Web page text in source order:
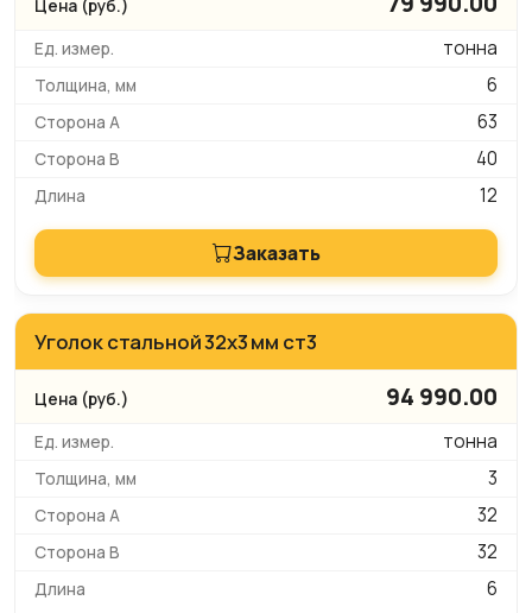
тонна
6
63
40
12
Заказать
Уголок стальной 32х3 мм ст3
94 990.00
тонна
3
32
32
6